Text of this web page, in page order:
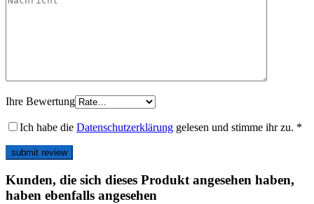
Ihre Bewertung
Ich habe die Datenschutzerklärung gelesen und stimme ihr zu. *
Kunden, die sich dieses Produkt angesehen haben,
haben ebenfalls angesehen